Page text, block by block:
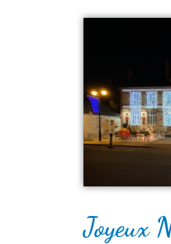
Joyeux